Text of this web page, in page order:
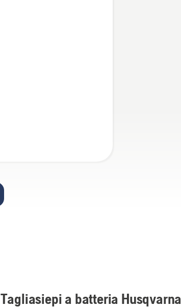
Tagliasiepi a batteria Husqvarna